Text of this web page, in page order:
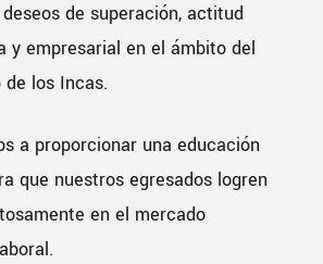
de superación, actitud
y empresarial en el ámbito del
de los Incas.
a proporcionar una educación
que nuestros egresados logren
en el mercado